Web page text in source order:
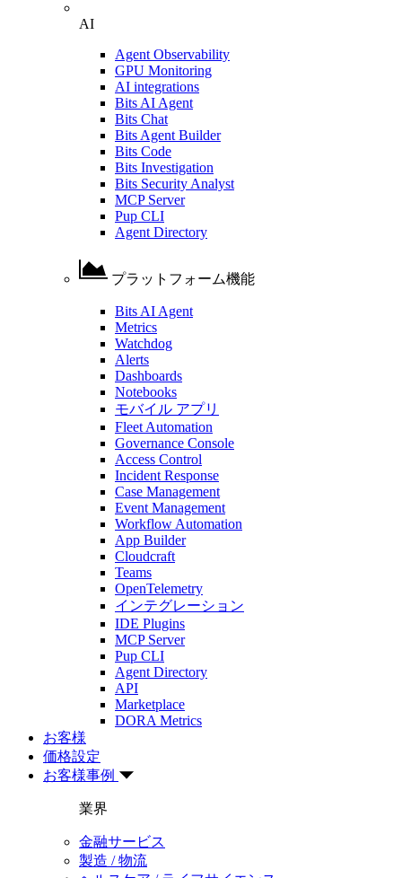
AI
Agent Observability
GPU Monitoring
AI integrations
Bits AI Agent
Bits Chat
Bits Agent Builder
Bits Code
Bits Investigation
Bits Security Analyst
MCP Server
Pup CLI
Agent Directory
プラットフォーム機能
Bits AI Agent
Metrics
Watchdog
Alerts
Dashboards
Notebooks
モバイル アプリ
Fleet Automation
Governance Console
Access Control
Incident Response
Case Management
Event Management
Workflow Automation
App Builder
Cloudcraft
Teams
OpenTelemetry
インテグレーション
IDE Plugins
MCP Server
Pup CLI
Agent Directory
API
Marketplace
DORA Metrics
お客様
価格設定
お客様事例
業界
金融サービス
製造 / 物流